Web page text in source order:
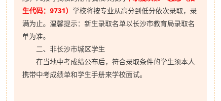
生代码：9731） 学校将按专业从高分到低分依次录取，录
满为止。温馨提示：新生录取名单以长沙市教育局录取名
单为准。
二、非长沙市城区学生
在当地中考成绩公布后，符合录取条件的学生须本人
携带中考成绩单和学生手册来学校面试。